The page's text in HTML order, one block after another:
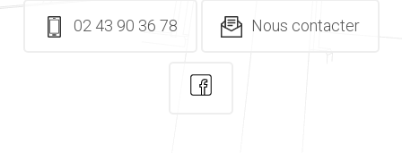
02 43 90 36 78 Nous contacter